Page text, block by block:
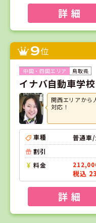
詳 細
9位
鳥取県
イナバ自動車学校
関西エリアから
対応！
車種
普通車/
割引
料金
税込
詳 細